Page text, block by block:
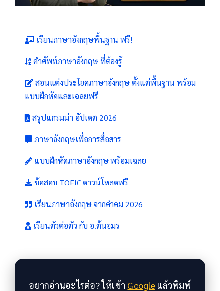
เรียนภาษาอังกฤษพื้นฐาน ฟรี!
คำศัพท์ภาษาอังกฤษ ที่ต้องรู้
สอนแต่งประโยคภาษาอังกฤษ ตั้งแต่พื้นฐาน พร้อม
แบบฝึกหัดและเฉลยฟรี
สรุปแกรมม่า อัปเดต 2026
ภาษาอังกฤษเพื่อการสื่อสาร
แบบฝึกหัดภาษาอังกฤษ พร้อมเฉลย
ข้อสอบ TOEIC ดาวน์โหลดฟรี
เรียนภาษาอังกฤษ จากคำคม 2026
เรียนตัวต่อตัว กับ อ.ต้นอมร
อยากอ่านอะไรต่อ? ให้เข้า Googleแล้วพิมพ์